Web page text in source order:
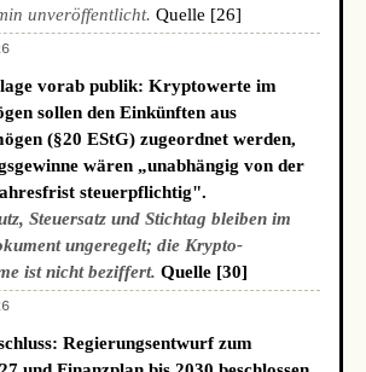
unveröffentlicht. Quelle [26]
vorab publik: Kryptowerte im
sollen den Einkünften aus
(§20 EStG) zugeordnet werden,
wären „unabhängig von der
steuerpflichtig".
Steuersatz und Stichtag bleiben im
ungeregelt; die Krypto-
ist nicht beziffert. Quelle [30]
Regierungsentwurf zum